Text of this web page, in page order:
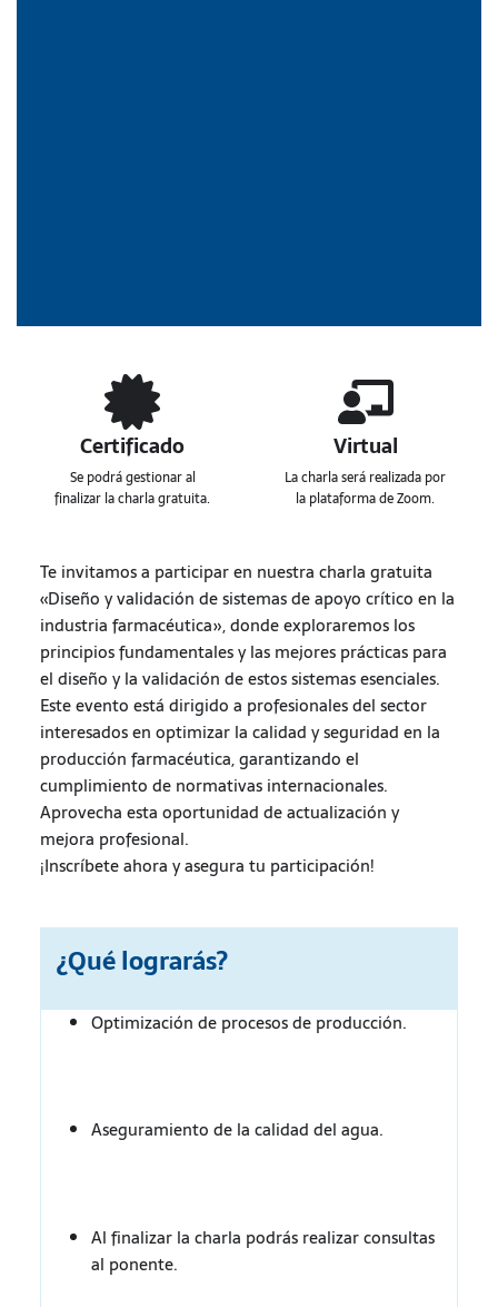
Certificado
Se podrá gestionar al
finalizar la charla gratuita.
Virtual
La charla será realizada por
la plataforma de Zoom.
Te invitamos a participar en nuestra charla gratuita
«Diseño y validación de sistemas de apoyo crítico en la
industria farmacéutica», donde exploraremos los
principios fundamentales y las mejores prácticas para
el diseño y la validación de estos sistemas esenciales.
Este evento está dirigido a profesionales del sector
interesados en optimizar la calidad y seguridad en la
producción farmacéutica, garantizando el
cumplimiento de normativas internacionales.
Aprovecha esta oportunidad de actualización y
mejora profesional.
¡Inscríbete ahora y asegura tu participación!
¿Qué lograrás?
Optimización de procesos de producción.
Aseguramiento de la calidad del agua.
Al finalizar la charla podrás realizar consultas
al ponente.